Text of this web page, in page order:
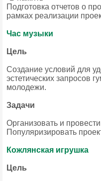
Подготовка отчетов о
рамках реализации
Час музыки
Цель
Создание условий для
эстетических запросов
молодежи.
Задачи
Организовать и
Популяризировать
Кожлянская игрушка
Цель